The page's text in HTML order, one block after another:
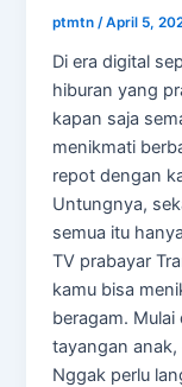
ptmtn /April 5,
Di era digital
hiburan yang
kapan saja
menikmati
repot dengan
Untungnya,
semua itu
TV prabayar
kamu bisa
beragam. Mulai
tayangan
Nggak perlu